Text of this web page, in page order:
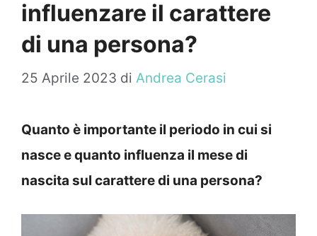
influenzare il carattere
di una persona?
25 Aprile 2023 di Andrea Cerasi
Quanto è importante il periodo in cui si
nasce e quanto influenza il mese di
nascita sul carattere di una persona?